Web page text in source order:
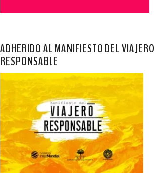
ADHERIDO AL MANIFIESTO DEL VIAJERO
RESPONSABLE